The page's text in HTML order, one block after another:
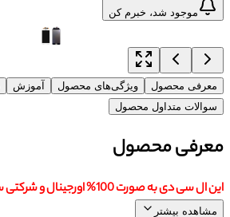
موجود شد، خبرم کن
معرفی محصول ویژگی‌های محصول آموزش
سوالات متداول محصول
معرفی محصول
این ال سی دی به صورت 100% اورجینال و شرکتی سامسونگ می باشد
مشاهده بیشتر